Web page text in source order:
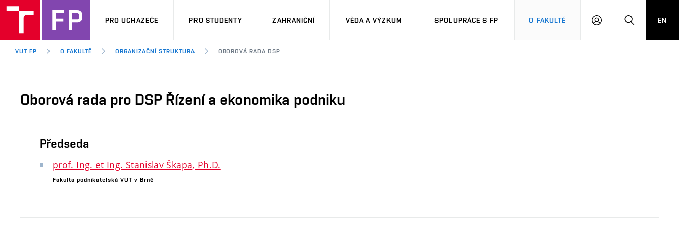
PRO UCHAZEČE PRO STUDENTY ZAHRANIČNÍ VĚDA A VÝZKUM SPOLUPRÁCE S FP O FAKULTĚ
PŘIHLÁSITHLEDAT
EN
VUT FP O FAKULTĚ ORGANIZAČNÍ STRUKTURA OBOROVÁ RADA DSP
Oborová rada pro DSP Řízení a ekonomika podniku
Předseda
prof. Ing. et Ing. Stanislav Škapa, Ph.D.
Fakulta podnikatelská VUT v Brně